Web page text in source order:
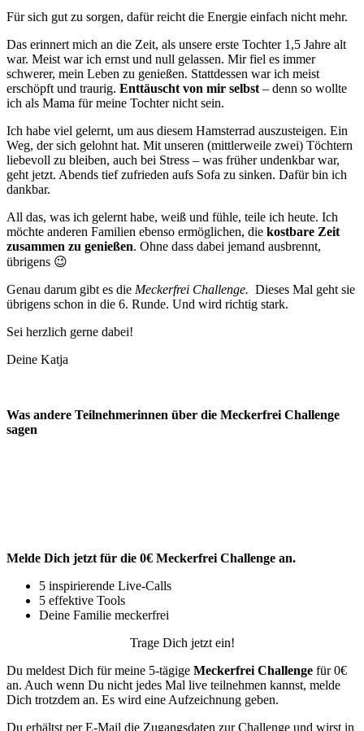
Für sich gut zu sorgen, dafür reicht die Energie einfach nicht mehr.
Das erinnert mich an die Zeit, als unsere erste Tochter 1,5 Jahre alt
war. Meist war ich ernst und null gelassen. Mir fiel es immer
schwerer, mein Leben zu genießen. Stattdessen war ich meist
erschöpft und traurig. Enttäuscht von mir selbst – denn so wollte
ich als Mama für meine Tochter nicht sein.
Ich habe viel gelernt, um aus diesem Hamsterrad auszusteigen. Ein
Weg, der sich gelohnt hat. Mit unseren (mittlerweile zwei) Töchtern
liebevoll zu bleiben, auch bei Stress – was früher undenkbar war,
geht jetzt. Abends tief zufrieden aufs Sofa zu sinken. Dafür bin ich
dankbar.
All das, was ich gelernt habe, weiß und fühle, teile ich heute. Ich
möchte anderen Familien ebenso ermöglichen, die kostbare Zeit
zusammen zu genießen. Ohne dass dabei jemand ausbrennt,
übrigens 😉
Genau darum gibt es die Meckerfrei Challenge. Dieses Mal geht sie
übrigens schon in die 6. Runde. Und wird richtig stark.
Sei herzlich gerne dabei!
Deine Katja
Was andere Teilnehmerinnen über die Meckerfrei Challenge
sagen
Melde Dich jetzt für die 0€ Meckerfrei Challenge an.
5 inspirierende Live-Calls
5 effektive Tools
Deine Familie meckerfrei
Trage Dich jetzt ein!
Du meldest Dich für meine 5-tägige Meckerfrei Challenge für 0€
an. Auch wenn Du nicht jedes Mal live teilnehmen kannst, melde
Dich trotzdem an. Es wird eine Aufzeichnung geben.
Du erhältst per E-Mail die Zugangsdaten zur Challenge und wirst in